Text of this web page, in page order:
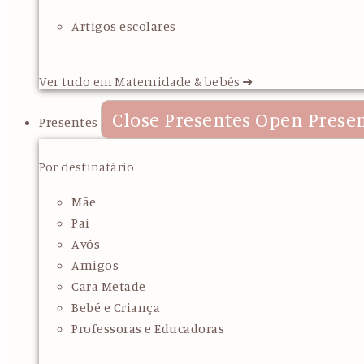
Artigos escolares
Ver tudo em Maternidade & bebés ➜
Presentes Close Presentes Open
Por destinatário
Mãe
Pai
Avós
Amigos
Cara Metade
Bebé e Criança
Professoras e Educadoras